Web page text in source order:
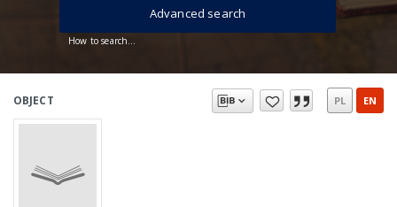
How to search...
Advanced search
OBJECT PL EN